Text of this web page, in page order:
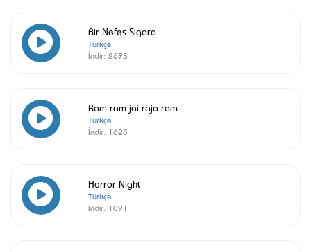
Bir Nefes Sigara
Türkçe
İndir: 2675
Ram ram jai raja ram
Türkçe
İndir: 1628
Horror Night
Türkçe
İndir: 1091